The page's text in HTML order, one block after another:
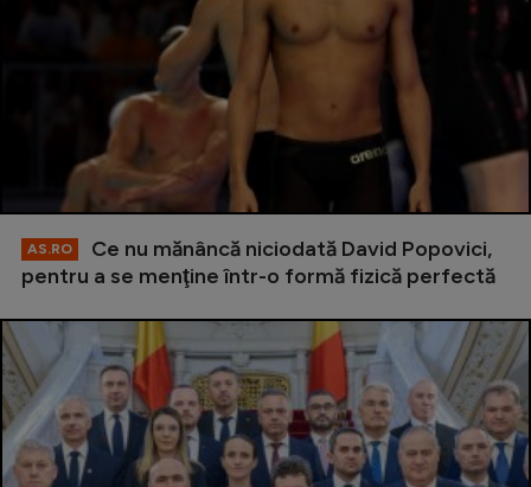
AS.RO
Ce nu mănâncă niciodată David Popovici,
pentru a se menţine într-o formă fizică perfectă